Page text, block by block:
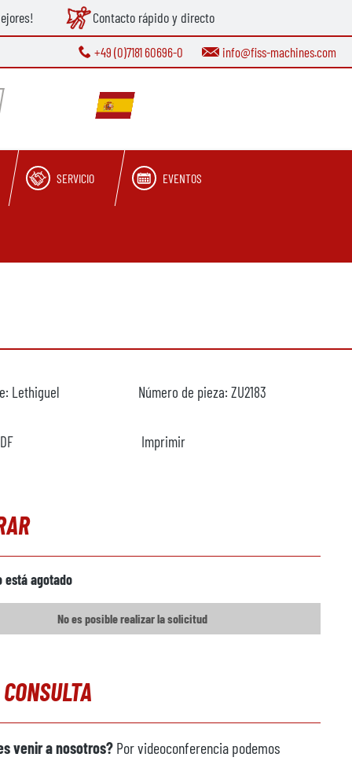
Contacto rápido y directo
+49 (0)7181 60696-0 info@fiss-machines.com
SERVICIO EVENTOS
Lethiguel Número de pieza: ZU2183
Imprimir
está agotado
No es posible realizar la solicitud
venir a nosotros? Por videoconferencia podemos